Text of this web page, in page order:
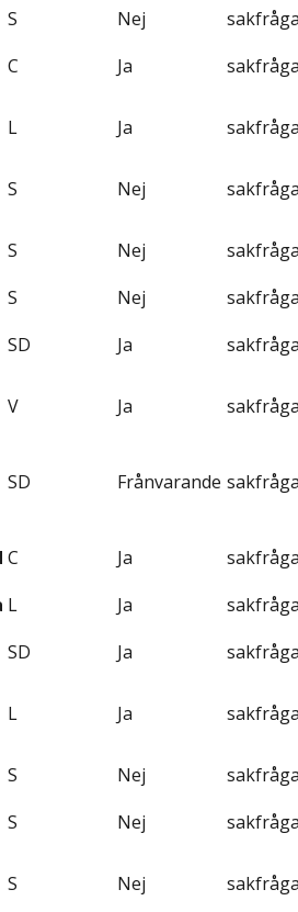
S Nej
C Ja
L Ja
S Nej
S Nej
S Nej
SD Ja
V Ja
SD Frånvarande
C Ja
L Ja
SD Ja
L Ja
S Nej
S Nej
S Nej